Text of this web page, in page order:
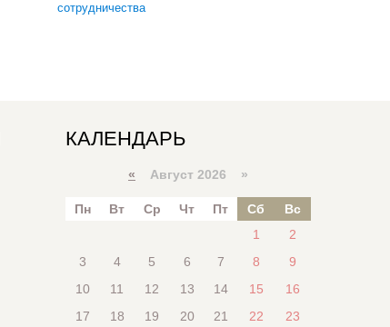
сотрудничества
КАЛЕНДАРЬ
« Август 2026 »
Пн Вт Ср Чт Пт Сб
Вс
1
2
3
4 5 6 7 8
9
10
11 12 13 14 15
16
17
18 19 20 21 22 23